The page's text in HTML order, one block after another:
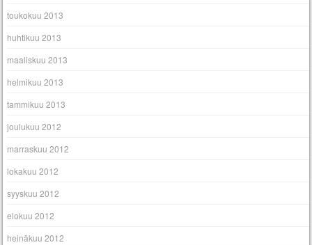
toukokuu 2013
huhtikuu 2013
maaliskuu 2013
helmikuu 2013
tammikuu 2013
joulukuu 2012
marraskuu 2012
lokakuu 2012
syyskuu 2012
elokuu 2012
heinäkuu 2012